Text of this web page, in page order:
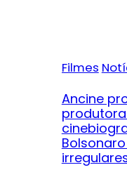
Filmes
Ancine